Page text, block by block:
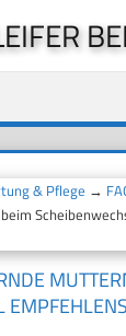
& Pflege →